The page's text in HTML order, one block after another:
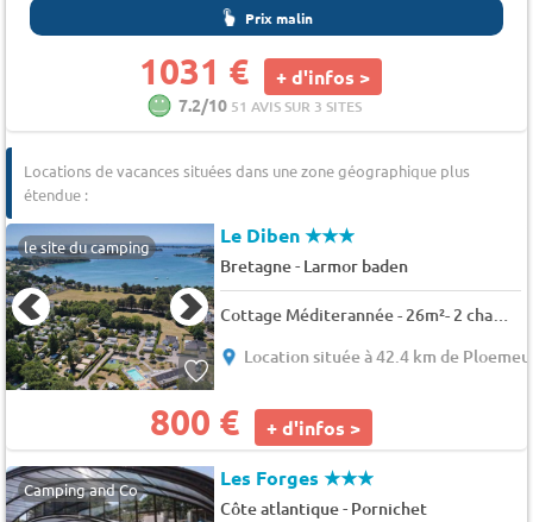
Prix malin
1031 € + d'infos >
7.2/10 51 AVIS SUR 3 SITES
Locations de vacances situées dans une zone géographique plus
étendue :
le site du camping Le Diben★★★
Bretagne- Larmor baden
Cottage Méditerannée - 26m²- 2 chambres + terrasse 4 pers.
Location située à 42.4 km de
800 € + d'infos >
Camping and Co Les Forges★★★
Côte atlantique- Pornichet